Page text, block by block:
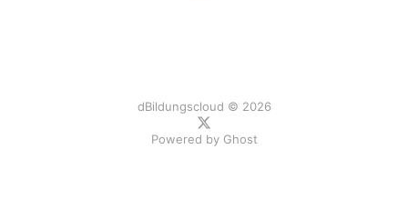
dBildungscloud © 2026
Powered by Ghost